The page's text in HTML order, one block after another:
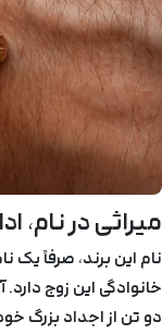
میراثی در نام،
نام این برند، صرفاً
خانوادگی این زوج
دو تن از اجداد بزرگ